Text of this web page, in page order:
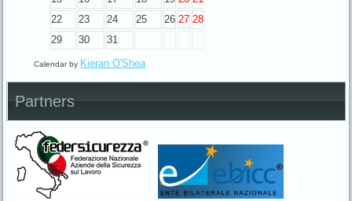
22
23 24 25 26 27 28
29
30 31
Calendar by Kieran O'Shea
Partners